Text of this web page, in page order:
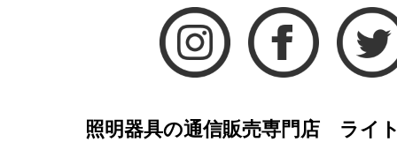
照明器具の通信販売専門店 ライ